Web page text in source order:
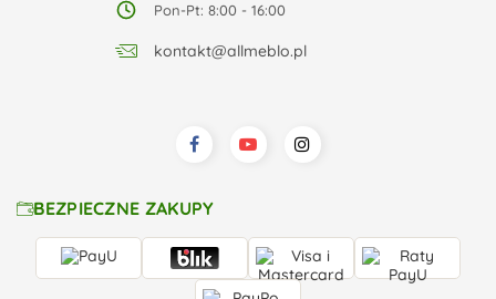
Pon-Pt: 8:00 - 16:00
kontakt@allmeblo.pl
BEZPIECZNE ZAKUPY